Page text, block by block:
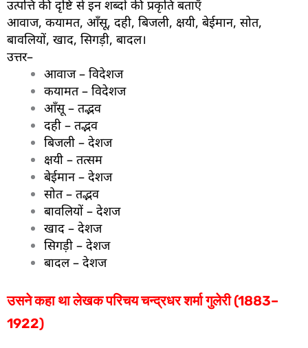
उत्पत्ति की दृष्टि से इन शब्दों की प्रकृति बताएँ
आवाज, कयामत, आँसू, दही, बिजली, क्षयी, बेईमान, सोत,
बावलियों, खाद, सिगड़ी, बादल।
उत्तर–
आवाज – विदेशज
कयामत – विदेशज
आँसू – तद्भव
दही – तद्भव
बिजली – देशज
क्षयी – तत्सम
बेईमान – देशज
सोत – तद्भव
बावलियों – देशज
खाद – देशज
सिगड़ी – देशज
बादल – देशज
उसने कहा था लेखक परिचय चन्द्रधर शर्मा गुलेरी (1883–
1922)